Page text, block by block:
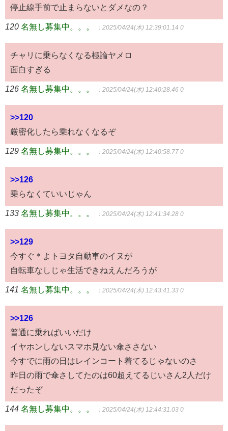
停止線手前で止まらないとダメなの？
120 名無し募集中。。。 ：2025/04/24(木) 12:39:01.14 0
チャリに乗らなくなる極論ヤメロ
面白すぎる
126 名無し募集中。。。 ：2025/04/24(木) 12:40:28.46 0
>>120
厳密化したら乗れなくなるぞ
129 名無し募集中。。。 ：2025/04/24(木) 12:40:58.77 0
>>126
乗らなくていいじゃん
133 名無し募集中。。。 ：2025/04/24(木) 12:41:34.28 0
>>129
今すぐ＊よトヨタ自動車のイヌが
自転車なしじゃ生活できねえんだろうが
141 名無し募集中。。。 ：2025/04/24(木) 12:43:41.33 0
>>126
普通に乗ればいいだけ
イヤホンしないスマホ見ない傘ささない
今すでに雨の日はレインコート着てるじゃないのさ
昨日の雨で傘さしてたのは60超えてるじいさん2人だけ
だったぞ
144 名無し募集中。。。 ：2025/04/24(木) 12:44:31.03 0